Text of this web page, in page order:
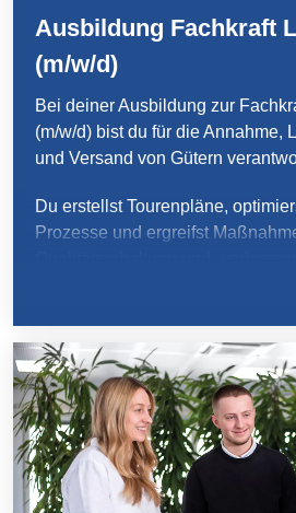
Ausbildung Fachkraft
(m/w/d)
Bei deiner Ausbildung zur
(m/w/d) bist du für die Annahme,
und Versand von Gütern
Du erstellst Tourenpläne,
Prozesse und ergreifst